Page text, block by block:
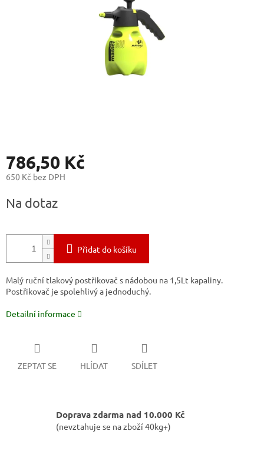
786,50 Kč
650 Kč bez DPH
cena:
Na dotaz
Přidat do košíku
Malý ruční tlakový postřikovač s nádobou na 1,5Lt kapaliny.
Postřikovač je spolehlivý a jednoduchý.
Detailní informace
ZEPTAT SE HLÍDAT SDÍLET
Doprava zdarma nad 10.000 Kč
(nevztahuje se na zboží 40kg+)